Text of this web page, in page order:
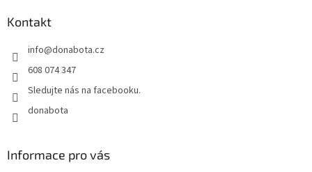
Kontakt
info@donabota.cz
608 074 347
Sledujte nás na facebooku.
donabota
Informace pro vás